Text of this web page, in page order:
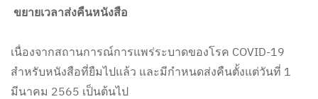
ขยายเวลาส่งคืนหนังสือ
เนื่องจากสถานการณ์การแพร่ระบาดของโรค COVID-19
สำหรับหนังสือที่ยืมไปแล้ว และมีกำหนดส่งคืนตั้งแต่วันที่ 1
มีนาคม 2565 เป็นต้นไป